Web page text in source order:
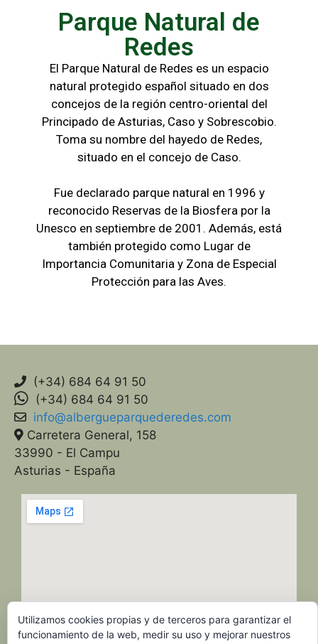
Parque Natural de
Redes
El Parque Natural de Redes es un espacio
natural protegido español situado en dos
concejos de la región centro-oriental del
Principado de Asturias, Caso y Sobrescobio.
Toma su nombre del hayedo de Redes,
situado en el concejo de Caso.
Fue declarado parque natural en 1996 y
reconocido Reservas de la Biosfera por la
Unesco en septiembre de 2001. Además, está
también protegido como Lugar de
Importancia Comunitaria y Zona de Especial
Protección para las Aves.
(+34) 684 64 91 50
(+34) 684 64 91 50
info@albergueparquederedes.com
Carretera General, 158
33990 - El Campu
Asturias - España
Utilizamos cookies propias y de terceros para garantizar el
funcionamiento de la web, medir su uso y mejorar nuestros